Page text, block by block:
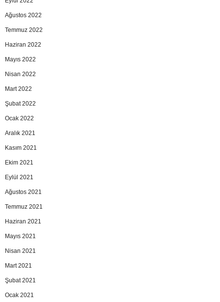
Ağustos 2022
Temmuz 2022
Haziran 2022
Mayıs 2022
Nisan 2022
Mart 2022
Şubat 2022
Ocak 2022
Aralık 2021
Kasım 2021
Ekim 2021
Eylül 2021
Ağustos 2021
Temmuz 2021
Haziran 2021
Mayıs 2021
Nisan 2021
Mart 2021
Şubat 2021
Ocak 2021